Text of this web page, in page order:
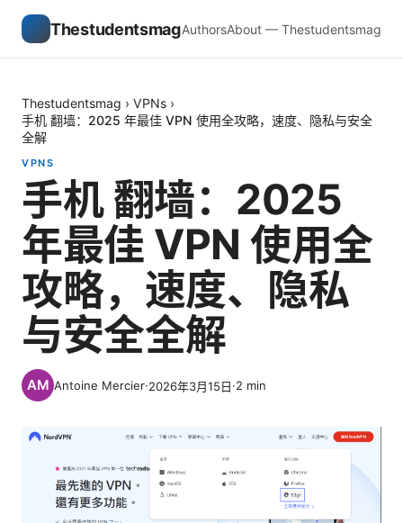
ThestudentsmagAuthorsAbout — Thestudentsmag
Thestudentsmag › VPNs ›
手机 翻墙：2025 年最佳 VPN 使用全攻略，速度、隐私与安全
全解
VPNS
手机 翻墙：2025
年最佳 VPN 使用全
攻略，速度、隐私
与安全全解
Antoine Mercier·2026年3月15日·2 min